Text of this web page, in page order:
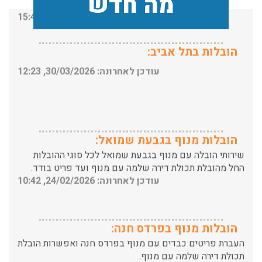
עודכן לאחרונה: 31/05/2026, 15:42
הובלות בתל אביב:
עודכן לאחרונה: 30/03/2026, 12:23
הובלות מנוף בגבעת שמואל:
שירותי הובלה עם מנוף בגבעת שמואל לכל סוגי ההובלות
החל מהובלת תכולת דירה שלמה עם מנוף ועד פריט בודד.
עודכן לאחרונה: 24/02/2026, 10:42
הובלות מנוף בפרדס חנה:
העברת פריטים כבדים עם מנוף בפרדס חנה ואפשרות הובלת
תכולת דירה שלמה עם מנוף.